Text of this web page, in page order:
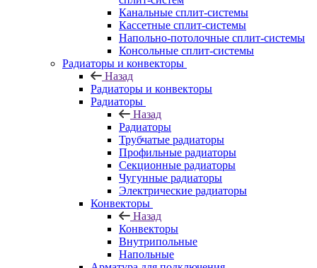
Канальные сплит-системы
Кассетные сплит-системы
Напольно-потолочные сплит-системы
Консольные сплит-системы
Радиаторы и конвекторы
Назад
Радиаторы и конвекторы
Радиаторы
Назад
Радиаторы
Трубчатые радиаторы
Профильные радиаторы
Секционные радиаторы
Чугунные радиаторы
Электрические радиаторы
Конвекторы
Назад
Конвекторы
Внутрипольные
Напольные